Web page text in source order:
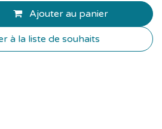
Ajouter au panier
à la liste de souhaits